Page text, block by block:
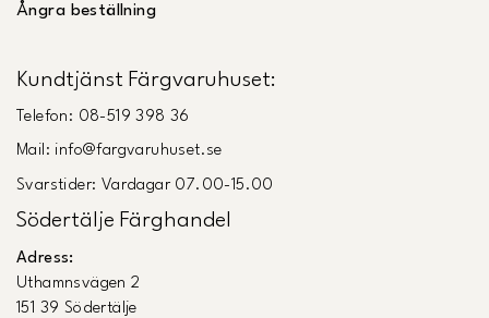
Ångra beställning
Kundtjänst Färgvaruhuset:
Telefon: 08-519 398 36
Mail: info@fargvaruhuset.se
Svarstider: Vardagar 07.00-15.00
Södertälje Färghandel
Adress:
Uthamnsvägen 2
151 39 Södertälje